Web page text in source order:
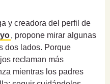
y creadora del perfil de
, propone mirar algunas
dos lados. Porque
reclaman más
mientras los padres